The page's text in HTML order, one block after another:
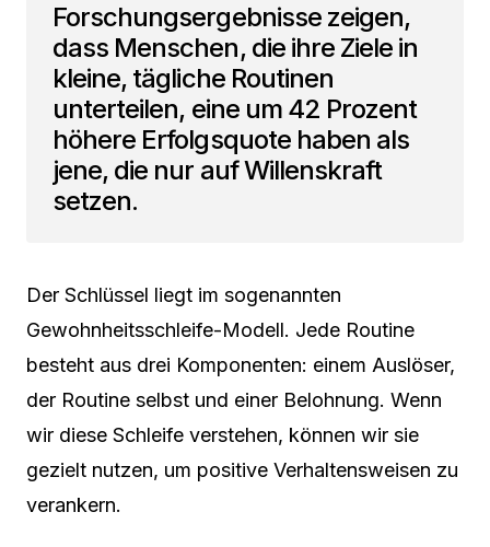
Forschungsergebnisse zeigen,
dass Menschen, die ihre Ziele in
kleine, tägliche Routinen
unterteilen, eine um 42 Prozent
höhere Erfolgsquote haben als
jene, die nur auf Willenskraft
setzen.
Der Schlüssel liegt im sogenannten
Gewohnheitsschleife-Modell. Jede Routine
besteht aus drei Komponenten: einem Auslöser,
der Routine selbst und einer Belohnung. Wenn
wir diese Schleife verstehen, können wir sie
gezielt nutzen, um positive Verhaltensweisen zu
verankern.